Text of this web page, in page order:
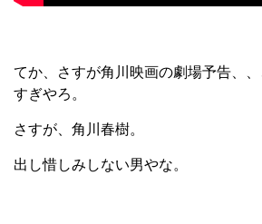
てか、さすが角川映画の劇場予告、
すぎやろ。
さすが、角川春樹。
出し惜しみしない男やな。